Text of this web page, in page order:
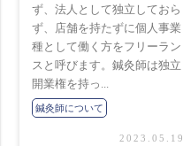
ず、法人として独立しておら
ず、店舗を持たずに個人事業
種として働く方をフリーラン
スと呼びます。鍼灸師は独立
開業権を持っ...
鍼灸師について
2023.05.19